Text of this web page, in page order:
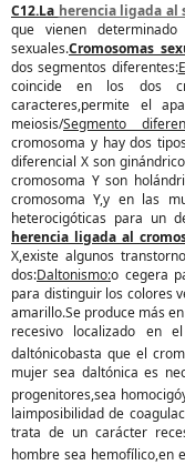
C12.La herencia ligada al
que vienen
sexuales.Cromosomas
dos segmentos diferentes:
coincide en los dos
caracteres,permite el
meiosis/Segmento
cromosoma y hay dos
diferencial X son
cromosoma Y son
cromosoma Y,y en las
heterocigóticas para un
herencia ligada al
X,existe algunos
dos:Daltonismo:o cegera
para distinguir los colores
amarillo.Se produce más
recesivo localizado en
daltónicobasta que el
mujer sea daltónica es
progenitores,sea
laimposibilidad de
trata de un carácter
hombre sea hemofílico,en